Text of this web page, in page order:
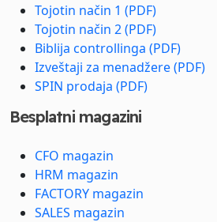
Tojotin način 1 (PDF)
Tojotin način 2 (PDF)
Biblija controllinga (PDF)
Izveštaji za menadžere (PDF)
SPIN prodaja (PDF)
Besplatni magazini
CFO magazin
HRM magazin
FACTORY magazin
SALES magazin